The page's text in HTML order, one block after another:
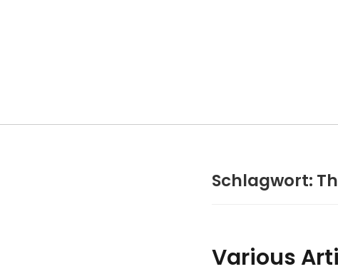
Schlagwort:
Various